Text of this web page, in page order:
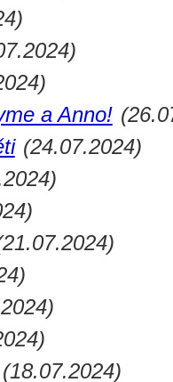
a Anno!
(24.07.2024)
(18.07.2024)